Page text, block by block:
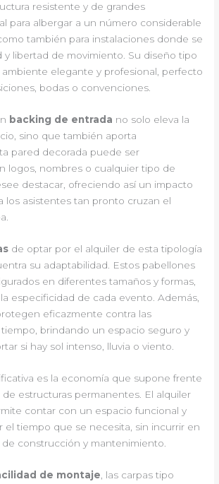
resistente y de grandes
para albergar a un número considerable
también para instalaciones donde se
y libertad de movimiento. Su diseño tipo
elegante y profesional, perfecto
bodas o convenciones.
backing de entrada no solo eleva la
sino que también aporta
pared decorada puede ser
logos, nombres o cualquier tipo de
destacar, ofreciendo así un impacto
los asistentes tan pronto cruzan el
de optar por el alquiler de esta tipología
su adaptabilidad. Estos pabellones
en diferentes tamaños y formas,
especificidad de cada evento. Además,
eficazmente contra las
brindando un espacio seguro y
si hay sol intenso, lluvia o viento.
es la economía que supone frente
estructuras permanentes. El alquiler
contar con un espacio funcional y
el tiempo que se necesita, sin incurrir en
construcción y mantenimiento.
de montaje , las carpas tipo